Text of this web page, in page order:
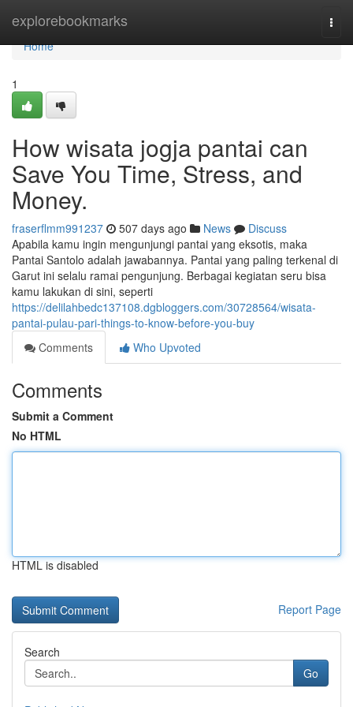
explorebookmarks
Home
Home
1
How wisata jogja pantai can
Save You Time, Stress, and
Money.
fraserflmm991237 507 days ago News
Discuss
Apabila kamu ingin mengunjungi pantai yang eksotis, maka
Pantai Santolo adalah jawabannya. Pantai yang paling terkenal di
Garut ini selalu ramai pengunjung. Berbagai kegiatan seru bisa
kamu lakukan di sini, seperti
https://delilahbedc137108.dgbloggers.com/30728564/wisata-
pantai-pulau-pari-things-to-know-before-you-buy
Comments
Who Upvoted
Comments
Submit a Comment
No HTML
HTML is disabled
Report Page
Search
Go